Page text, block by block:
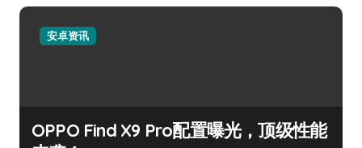
安卓资讯
OPPO Find X9 Pro配置曝光，顶级性能